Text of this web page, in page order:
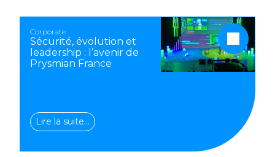
Corporate
Sécurité, évolution et
leadership : l’avenir de
Prysmian France
Lire la suite…